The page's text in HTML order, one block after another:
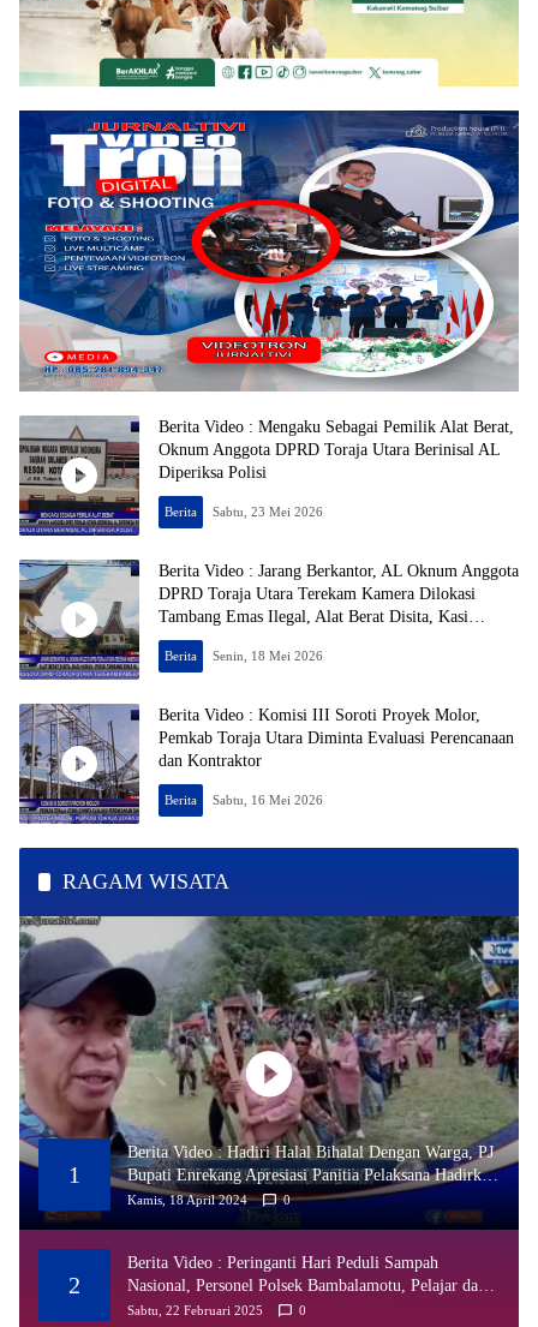
Berita Video : Mengaku Sebagai Pemilik Alat Berat,
Oknum Anggota DPRD Toraja Utara Berinisal AL
Diperiksa Polisi
Berita Sabtu, 23 Mei 2026
Berita Video : Jarang Berkantor, AL Oknum Anggota
DPRD Toraja Utara Terekam Kamera Dilokasi
Tambang Emas Ilegal, Alat Berat Disita, Kasi
Humas : Posisi Tambang Emas HL
Berita Senin, 18 Mei 2026
Berita Video : Komisi III Soroti Proyek Molor,
Pemkab Toraja Utara Diminta Evaluasi Perencanaan
dan Kontraktor
Berita Sabtu, 16 Mei 2026
RAGAM WISATA
1
Berita Video : Hadiri Halal Bihalal Dengan Warga, PJ
Bupati Enrekang Apresiasi Panitia Pelaksana Hadirkan
Pesta Rakyat
Kamis, 18 April 2024 0
2
Berita Video : Peringanti Hari Peduli Sampah
Nasional, Personel Polsek Bambalamotu, Pelajar dan
Warga Kompak Bersih-Bersih Pantai
Sabtu, 22 Februari 2025 0